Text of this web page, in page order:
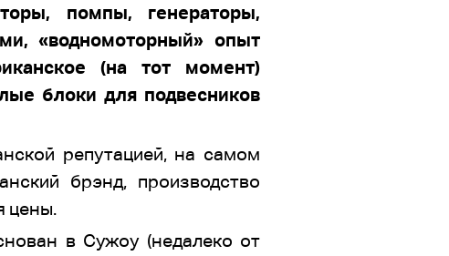
помпы, генераторы,
«водномоторный» опыт
(на тот момент)
блоки для подвесников
репутацией, на самом
брэнд, производство
цены.
в Сужоу (недалеко от